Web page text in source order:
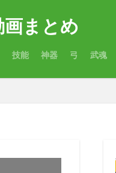
画まとめ
技能 神器 弓 武魂